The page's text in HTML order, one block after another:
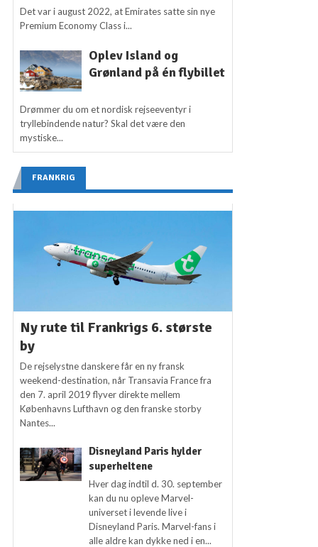
Det var i august 2022, at Emirates satte sin nye
Premium Economy Class i...
Oplev Island og
Grønland på én flybillet
Drømmer du om et nordisk rejseeventyr i
tryllebindende natur? Skal det være den
mystiske...
FRANKRIG
Ny rute til Frankrigs 6. største
by
De rejselystne danskere får en ny fransk
weekend-destination, når Transavia France fra
den 7. april 2019 flyver direkte mellem
Københavns Lufthavn og den franske storby
Nantes...
Disneyland Paris hylder
superheltene
Hver dag indtil d. 30. september
kan du nu opleve Marvel-
universet i levende live i
Disneyland Paris. Marvel-fans i
alle aldre kan dykke ned i en...